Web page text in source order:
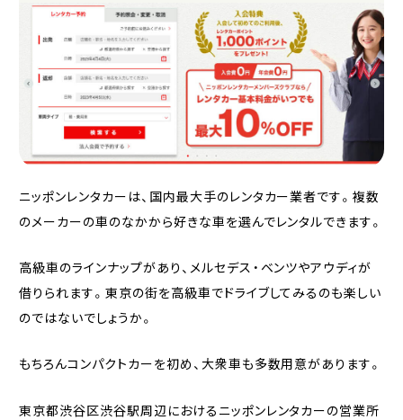
ニッポンレンタカーは、国内最大手のレンタカー業者です。複数
のメーカーの車のなかから好きな車を選んでレンタルできます。
高級車のラインナップがあり、メルセデス・ベンツやアウディが
借りられます。東京の街を高級車でドライブしてみるのも楽しい
のではないでしょうか。
もちろんコンパクトカーを初め、大衆車も多数用意があります。
東京都渋谷区渋谷駅周辺におけるニッポンレンタカーの営業所